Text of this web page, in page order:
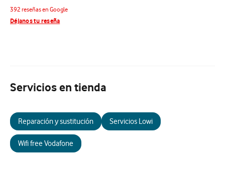
392 reseñas en Google
Déjanos tu reseña
Servicios en tienda
Reparación y sustitución Servicios Lowi
Wifi free Vodafone